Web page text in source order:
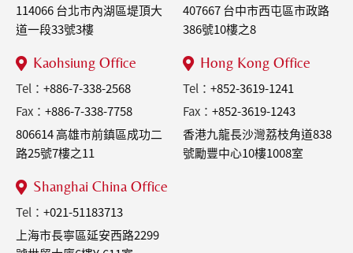
114066 台北市內湖區堤頂大
道一段33號3樓
407667 台中市西屯區市政路
386號10樓之8
Kaohsiung Office
Tel： +886-7-338-2568
Fax： +886-7-338-7758
806614 高雄市前鎮區成功二
路25號7樓之11
Hong Kong Office
Tel： +852-3619-1241
Fax： +852-3619-1243
香港九龍長沙灣荔枝角道838
號勵豐中心10樓1008室
Shanghai China Office
Tel： +021-51183713
上海市長寧區延安西路2299